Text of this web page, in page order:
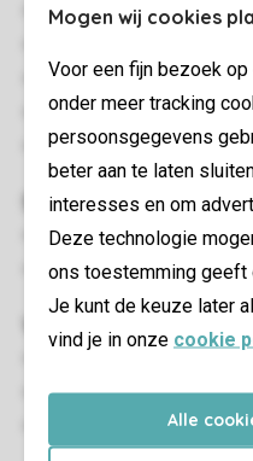
Mogen wij cookies
Voor een fijn bezoek
onder meer tracking
persoonsgegevens
beter aan te laten
interesses en om
Deze technologie
ons toestemming geeft
Je kunt de keuze later
vind je in onze cookie
Alle
Gelegen aan het water
Geschikt voor 6 personen
Rookvrij
Energielabel: G
Slaapkamer(s)
Aantal slaapkamers: 3
Slaapkamers boven: 2
Woon-/eetkamer
Eethoek